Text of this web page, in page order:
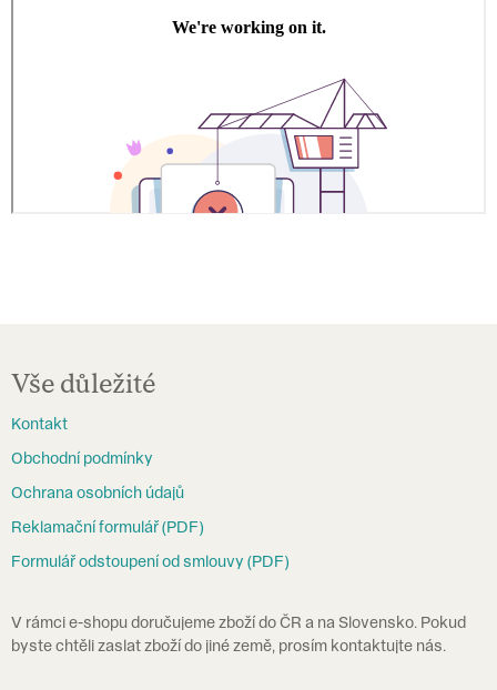
Vše důležité
Kontakt
Obchodní podmínky
Ochrana osobních údajů
Reklamační formulář (PDF)
Formulář odstoupení od smlouvy (PDF)
V rámci e-shopu doručujeme zboží do ČR a na Slovensko. Pokud
byste chtěli zaslat zboží do jiné země, prosím kontaktujte nás.